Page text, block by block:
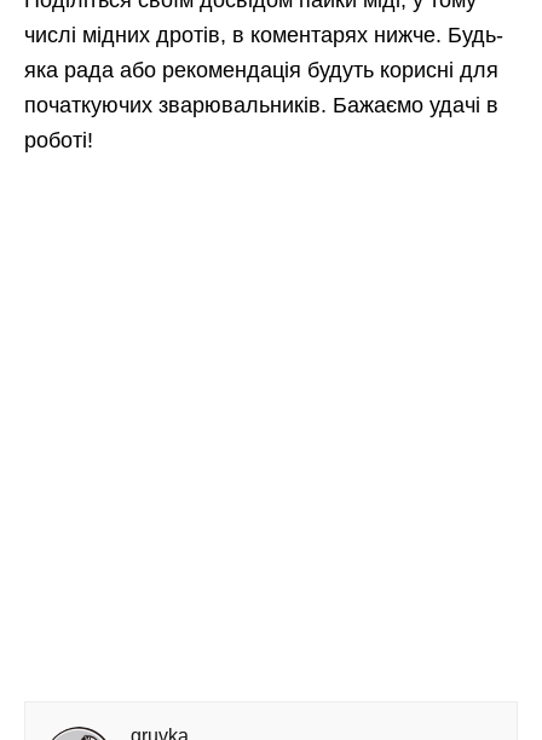
числі мідних дротів, в коментарях нижче. Будь-
яка рада або рекомендація будуть корисні для
початкуючих зварювальників. Бажаємо удачі в
роботі!